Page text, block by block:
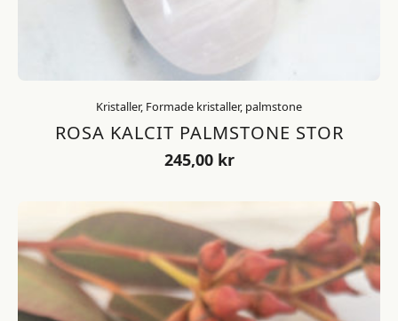
Kristaller, Formade kristaller, palmstone
ROSA KALCIT PALMSTONE STOR
245,00 kr